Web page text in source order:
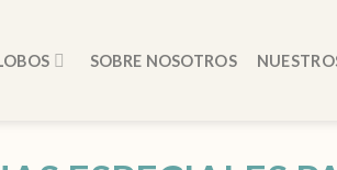
SOBRE NOSOTROS